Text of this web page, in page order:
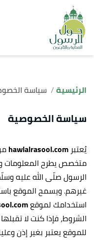
الرئيسية سياسة
سياسة الخصوصية
يُعتبر hawlalrasool.com
متخصص يطرح المعلومات
الرسول صلّى الله عليه
غيرهم. ويسمح الموقع
استخدامك لموقع
الشروط، فإذا كنت لا
للموقع يعتبر بغير إذن